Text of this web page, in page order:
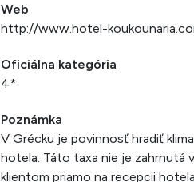
Web
http://www.hotel-
Oficiálna kategória
4*
Poznámka
V Grécku je povinnosť hradiť
hotela. Táto taxa nie je zahrnutá
klientom priamo na recepcii